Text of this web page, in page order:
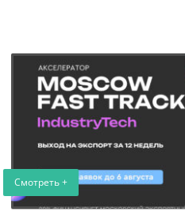
Смотреть +